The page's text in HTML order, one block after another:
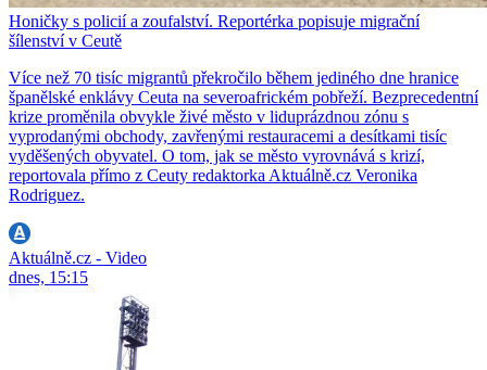
Honičky s policií a zoufalství. Reportérka popisuje migrační
šílenství v Ceutě
Více než 70 tisíc migrantů překročilo během jediného dne hranice
španělské enklávy Ceuta na severoafrickém pobřeží. Bezprecedentní
krize proměnila obvykle živé město v liduprázdnou zónu s
vyprodanými obchody, zavřenými restauracemi a desítkami tisíc
vyděšených obyvatel. O tom, jak se město vyrovnává s krizí,
reportovala přímo z Ceuty redaktorka Aktuálně.cz Veronika
Rodriguez.
Aktuálně.cz - Video
dnes, 15:15